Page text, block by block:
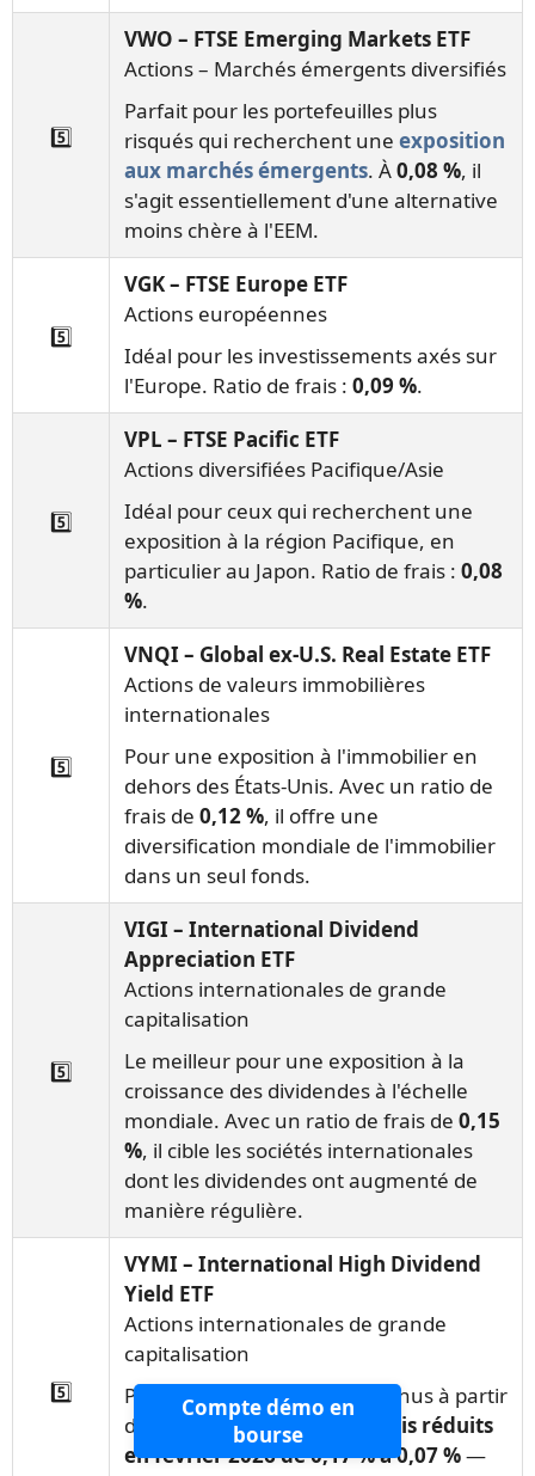
5️⃣
VWO – FTSE Emerging Markets ETF
Actions – Marchés émergents diversifiés
Parfait pour les portefeuilles plus
risqués qui recherchent une exposition
aux marchés émergents. À0,08 %, il
s'agit essentiellement d'une alternative
moins chère à l'EEM.
5️⃣
VGK – FTSE Europe ETF
Actions européennes
Idéal pour les investissements axés sur
l'Europe. Ratio de frais : 0,09 %.
5️⃣
VPL – FTSE Pacific ETF
Actions diversifiées Pacifique/Asie
Idéal pour ceux qui recherchent une
exposition à la région Pacifique, en
particulier au Japon. Ratio de frais : 0,08
%.
5️⃣
VNQI – Global ex-U.S. Real Estate ETF
Actions de valeurs immobilières
internationales
Pour une exposition à l'immobilier en
dehors des États-Unis. Avec un ratio de
frais de 0,12 %, il offre une
diversification mondiale de l'immobilier
dans un seul fonds.
5️⃣
VIGI – International Dividend
Appreciation ETF
Actions internationales de grande
capitalisation
Le meilleur pour une exposition à la
croissance des dividendes à l'échelle
mondiale. Avec un ratio de frais de 0,15
%, il cible les sociétés internationales
dont les dividendes ont augmenté de
manière régulière.
5️⃣
VYMI – International High Dividend
Yield ETF
Actions internationales de grande
capitalisation
Parfait pour obtenir des revenus à partir
d'actions internationales.
Frais réduits
en février 2026 de 0,17 % à 0,07 %—
Compte démo en
bourse